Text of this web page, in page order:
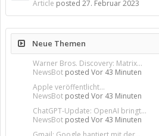
Article posted 27. Februar 2023
Neue Themen
Warner Bros. Discovery: Matrix...
NewsBot posted Vor 43 Minuten
Apple veröffentlicht...
NewsBot posted Vor 43 Minuten
ChatGPT-Update: OpenAI bringt...
NewsBot posted Vor 43 Minuten